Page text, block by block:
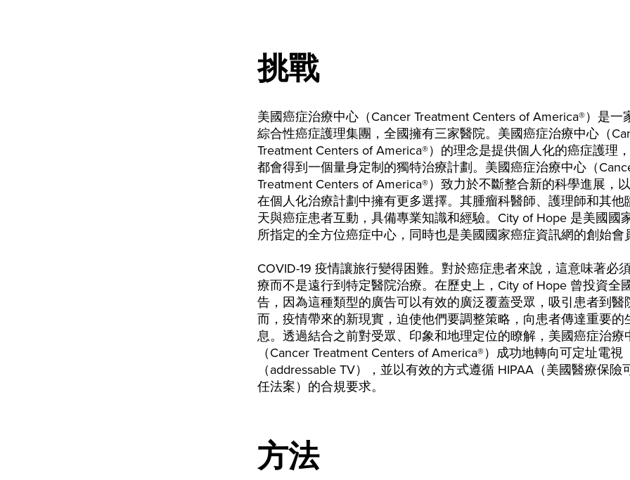
挑戰
美國癌症治療中心（Cancer Treatment Centers of America®）是一
綜合性癌症護理集團，全國擁有三家醫院。美國癌症治療中心（
Treatment Centers of America®）的理念是提供個人化的癌症護理
都會得到一個量身定制的獨特治療計劃。美國癌症治療中心（
Treatment Centers of America®）致力於不斷整合新的科學進展，
在個人化治療計劃中擁有更多選擇。其腫瘤科醫師、護理師和其他
天與癌症患者互動，具備專業知識和經驗。City of Hope 是美國國
所指定的全方位癌症中心，同時也是美國國家癌症資訊網的創始會
COVID-19 疫情讓旅行變得困難。對於癌症患者來說，這意味著必
療而不是遠行到特定醫院治療。在歷史上，City of Hope 曾投資全
告，因為這種類型的廣告可以有效的廣泛覆蓋受眾，吸引患者到醫
而，疫情帶來的新現實，迫使他們要調整策略，向患者傳達重要的
息。透過結合之前對受眾、印象和地理定位的瞭解，美國癌症治療
（Cancer Treatment Centers of America®）成功地轉向可定址電視
（addressable TV），並以有效的方式遵循 HIPAA（美國醫療保險
任法案）的合規要求。
方法